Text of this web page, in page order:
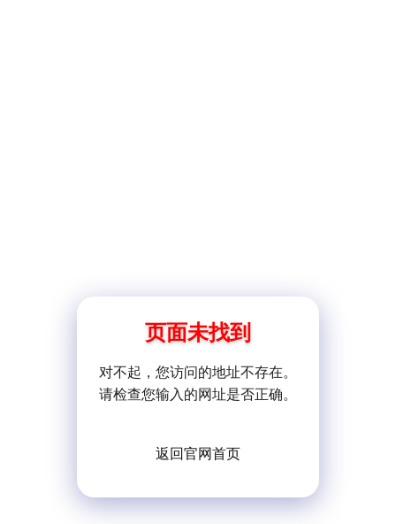
页面未找到
对不起，您访问的地址不存在。
请检查您输入的网址是否正确。
返回官网首页